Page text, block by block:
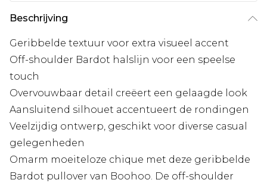
Beschrijving
Geribbelde textuur voor extra visueel accent
Off-shoulder Bardot halslijn voor een speelse
touch
Overvouwbaar detail creëert een gelaagde look
Aansluitend silhouet accentueert de rondingen
Veelzijdig ontwerp, geschikt voor diverse casual
gelegenheden
Omarm moeiteloze chique met deze geribbelde
Bardot pullover van Boohoo. De off-shoulder